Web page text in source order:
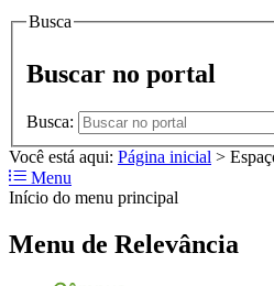
Busca
Buscar no portal
Busca:
Você está aqui: Página inicial >
Menu
Início do menu principal
Menu de Relevância